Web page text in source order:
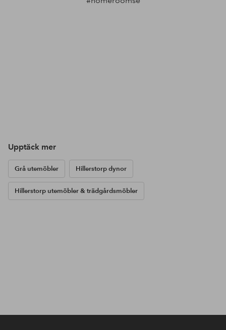
Upptäck mer
Grå utemöbler Hillerstorp dynor
Hillerstorp utemöbler & trädgårdsmöbler